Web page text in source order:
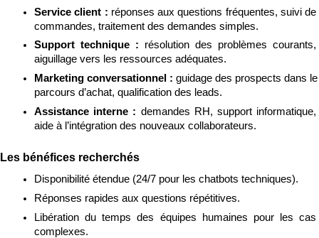
Service client : réponses aux questions fréquentes, suivi de
commandes, traitement des demandes simples.
Support technique : résolution des problèmes courants,
aiguillage vers les ressources adéquates.
Marketing conversationnel : guidage des prospects dans le
parcours d’achat, qualification des leads.
Assistance interne : demandes RH, support informatique,
aide à l’intégration des nouveaux collaborateurs.
Les bénéfices recherchés
Disponibilité étendue (24/7 pour les chatbots techniques).
Réponses rapides aux questions répétitives.
Libération du temps des équipes humaines pour les cas
complexes.